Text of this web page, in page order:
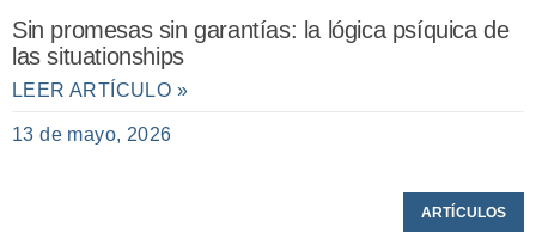
Sin promesas sin garantías: la lógica psíquica de
las situationships
LEER ARTÍCULO »
13 de mayo, 2026
ARTÍCULOS